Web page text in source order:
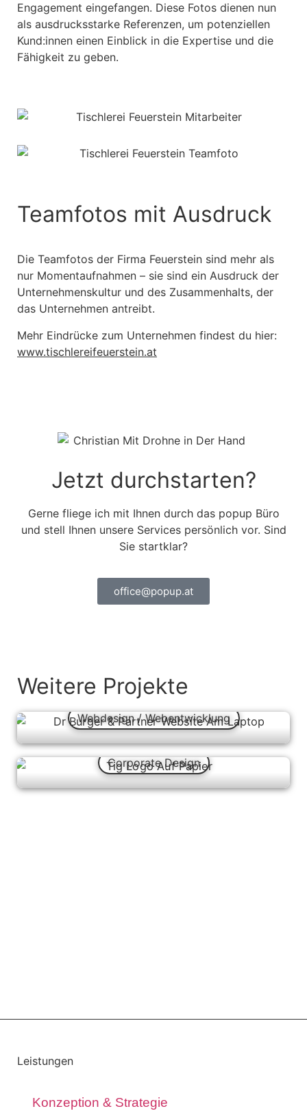
Engagement eingefangen. Diese Fotos dienen nun
als ausdrucksstarke Referenzen, um potenziellen
Kund:innen einen Einblick in die Expertise und die
Fähigkeit zu geben.
Teamfotos mit Ausdruck
Die Teamfotos der Firma Feuerstein sind mehr als
nur Momentaufnahmen – sie sind ein Ausdruck der
Unternehmenskultur und des Zusammenhalts, der
das Unternehmen antreibt.
Mehr Eindrücke zum Unternehmen findest du hier:
www.tischlereifeuerstein.at
Jetzt durchstarten?
Gerne fliege ich mit Ihnen durch das popup Büro
und stell Ihnen unsere Services persönlich vor. Sind
Sie startklar?
office@popup.at
Weitere Projekte
Webdesign / Webentwicklung
Corporate Design
Leistungen
Konzeption & Strategie